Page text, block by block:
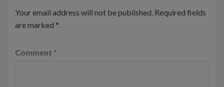
Your email address will not be published. Required fields
are marked *
Comment *